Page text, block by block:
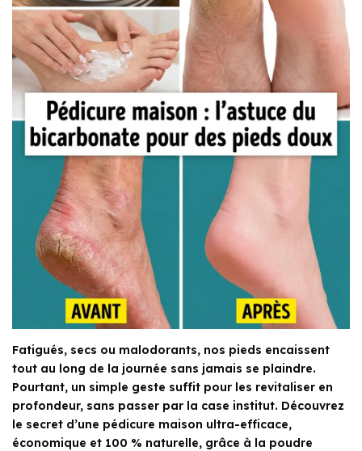
Fatigués, secs ou malodorants, nos pieds encaissent
tout au long de la journée sans jamais se plaindre.
Pourtant, un simple geste suffit pour les revitaliser en
profondeur, sans passer par la case institut. Découvrez
le secret d’une pédicure maison ultra-efficace,
économique et 100 % naturelle, grâce à la poudre